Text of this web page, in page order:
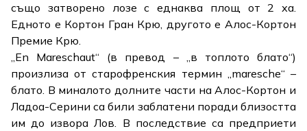
също затворено лозе с еднаква площ от 2 ха.
Едното е Кортон Гран Крю, другото е Алос-Кортон
Премие Крю.
„En Mareschaut“ (в превод – „в топлото блато“)
произлиза от старофренския термин „maresche“ –
блато. В миналото долните части на Алос-Кортон и
Ладоа-Серини са били заблатени поради близостта
им до извора Лов. В последствие са предприети